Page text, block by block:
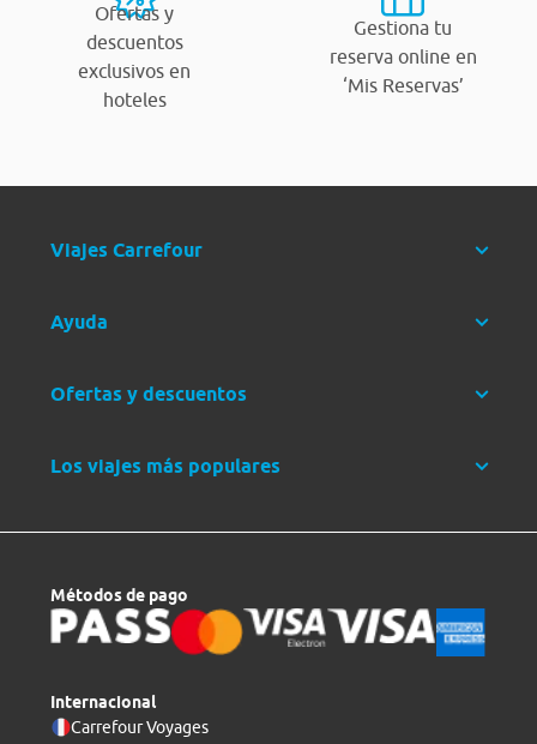
Ofertas y
descuentos
exclusivos en
hoteles
Gestiona tu
reserva online en
‘Mis Reservas’
Viajes Carrefour
Ayuda
Ofertas y descuentos
Los viajes más populares
Métodos de pago
Internacional
Carrefour Voyages